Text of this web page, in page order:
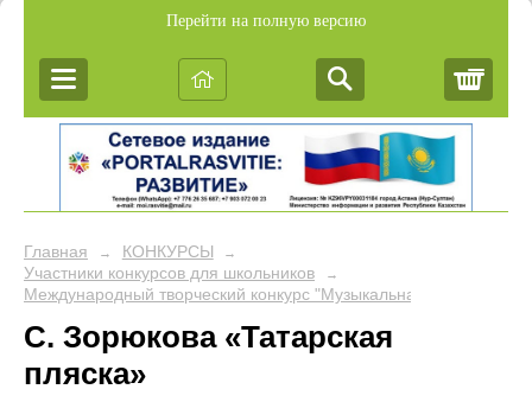
Перейти на полную версию
Главная → КОНКУРСЫ →
Участники конкурсов для школьников →
Международный творческий конкурс "Музыкальная сова"
С. Зорюкова «Татарская
пляска»